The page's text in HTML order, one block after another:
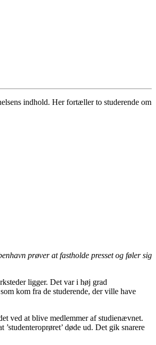
indhold. Her fortæller to studerende om
prøver at fastholde presset og føler sig
ligger. Det var i høj grad
kom fra de studerende, der ville have
ved at blive medlemmer af studienævnet.
døde ud. Det gik snarere